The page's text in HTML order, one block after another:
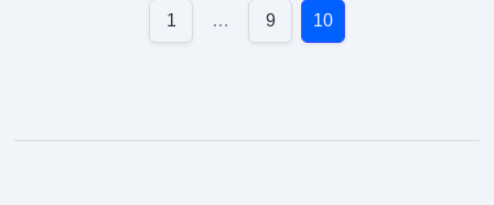
に作り上げていきます。
1 … 9 10